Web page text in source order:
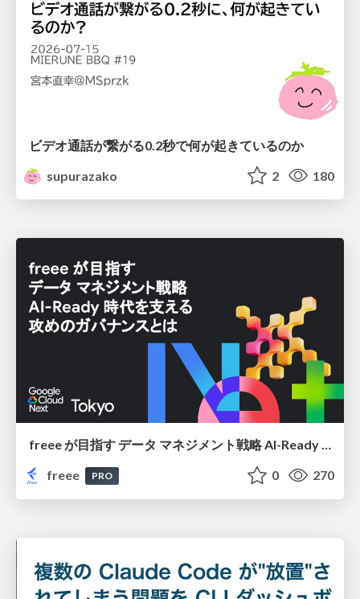
ビデオ通話が繋がる0.2秒で何が起きているのか
supurazako
2 180
freee が目指す データ マネジメント戦略 AI-Ready 時代を支える 攻めのガバナンスとは
freee
PRO 0 270